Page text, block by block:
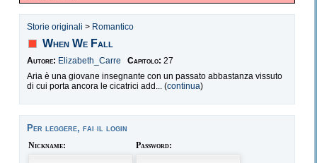
Storie originali > Romantico
When We Fall
Autore: Elizabeth_Carre Capitolo: 27
Aria è una giovane insegnante con un passato abbastanza vissuto
di cui porta ancora le cicatrici add... (continua)
Per leggere, fai il login
Nickname: Password: